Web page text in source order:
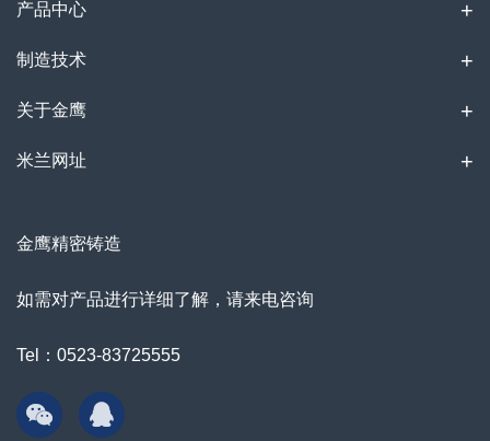
产品中心
制造技术
关于金鹰
米兰网址
金鹰精密铸造
如需对产品进行详细了解，请来电咨询
Tel：0523-83725555